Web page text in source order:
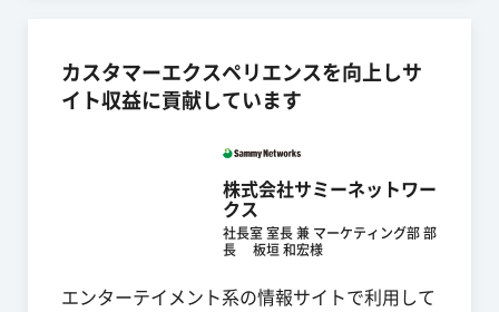
ーはアーティストやジャンルに特化した細かな
セグメントがあるため、今後はPUSH ONEのセ
グメント配信を使いユーザー個々に最適な情報
をお届けし売上向上に繋げたいと思っておりま
カスタマーエクスペリエンスを向上しサ
イト収益に貢献しています
株式会社サミーネットワー
クス
社長室 室長 兼 マーケティング部 部
長 板垣 和宏様
エンターテイメント系の情報サイトで利用して